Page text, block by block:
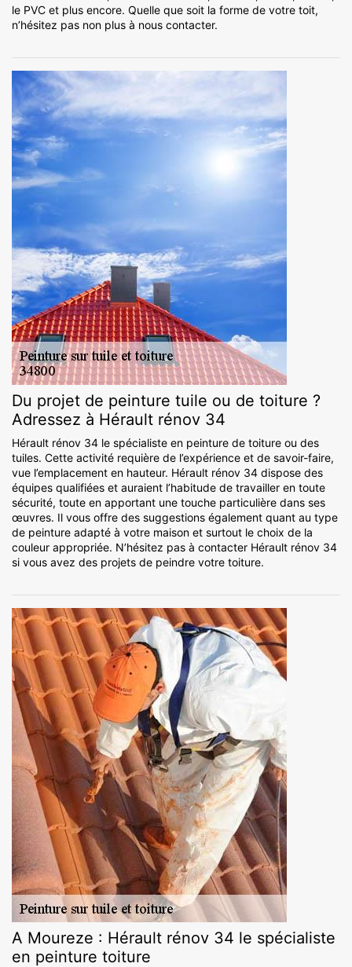
le PVC et plus encore. Quelle que soit la forme de votre toit,
n’hésitez pas non plus à nous contacter.
Du projet de peinture tuile ou de toiture ?
Adressez à Hérault rénov 34
Hérault rénov 34 le spécialiste en peinture de toiture ou des
tuiles. Cette activité requière de l’expérience et de savoir-faire,
vue l’emplacement en hauteur. Hérault rénov 34 dispose des
équipes qualifiées et auraient l’habitude de travailler en toute
sécurité, toute en apportant une touche particulière dans ses
œuvres. Il vous offre des suggestions également quant au type
de peinture adapté à votre maison et surtout le choix de la
couleur appropriée. N’hésitez pas à contacter Hérault rénov 34
si vous avez des projets de peindre votre toiture.
A Moureze : Hérault rénov 34 le spécialiste
en peinture toiture